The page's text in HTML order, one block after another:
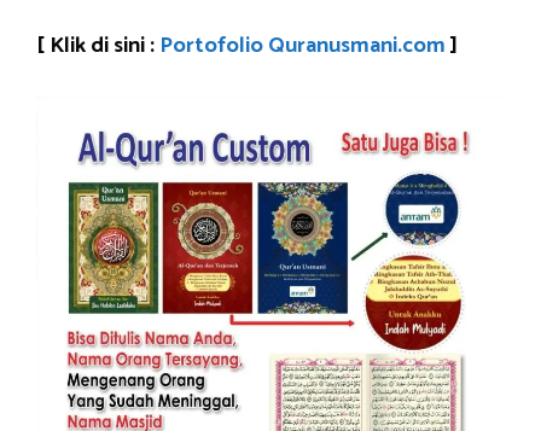
[ Klik di sini : Portofolio Quranusmani.com]